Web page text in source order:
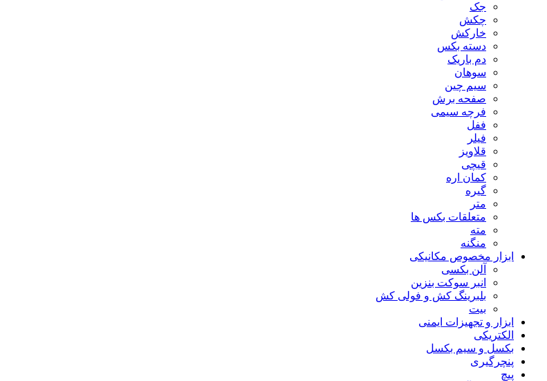
جک
چکش
خارکش
دسته بکس
دم باریک
سوهان
سیم چین
صفحه برش
فرچه سیمی
ففل
فیلر
قلاویز
قیچی
کمان اره
گیره
متر
متعلقات بکس ها
مته
منگنه
ابزار مخصوص مکانیکی
آلن بکسی
انبر سوکت بنزین
بلبرینگ کش و فولی کش
بیت
ابزار و تجهیزات ایمنی
الکتریکی
بکسل و سیم بکسل
پنچرگیری
پیچ